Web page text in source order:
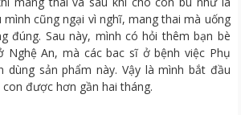
mình cũng ngại vì nghĩ, mang thai mà uống
đúng. Sau này, mình có hỏi thêm bạn bè
Nghệ An, mà các bac sĩ ở bệnh việc Phụ
dùng sản phẩm này. Vậy là mình bắt đầu
được hơn gần hai tháng.